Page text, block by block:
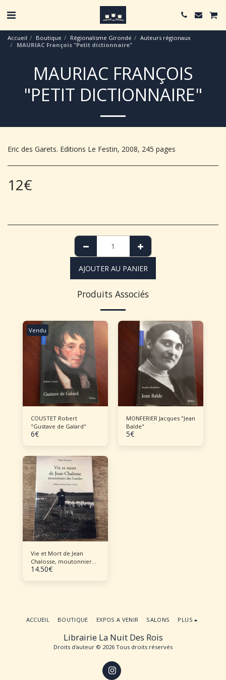
Accueil Boutique Régionalisme Gironde
Auteurs régionaux
MAURIAC François "Petit dictionnaire"
MAURIAC FRANÇOIS
"PETIT DICTIONNAIRE"
Eric des Garets. Editions Le Festin, 2008, 245 pages
12€
AJOUTER AU PANIER
Produits Associés
Vendu
COUSTET Robert
"Gustave de Galard"
6€
MONFERIER Jacques "Jean
Balde"
5€
Vie et Mort de Jean
Chalosse, moutonnier
des Landes
14.50€
Librairie La Nuit Des Rois
Droits d'auteur © 2026 Tous droits réservés
ACCUEIL BOUTIQUE EXPOS A VENIR SALONS PLUS